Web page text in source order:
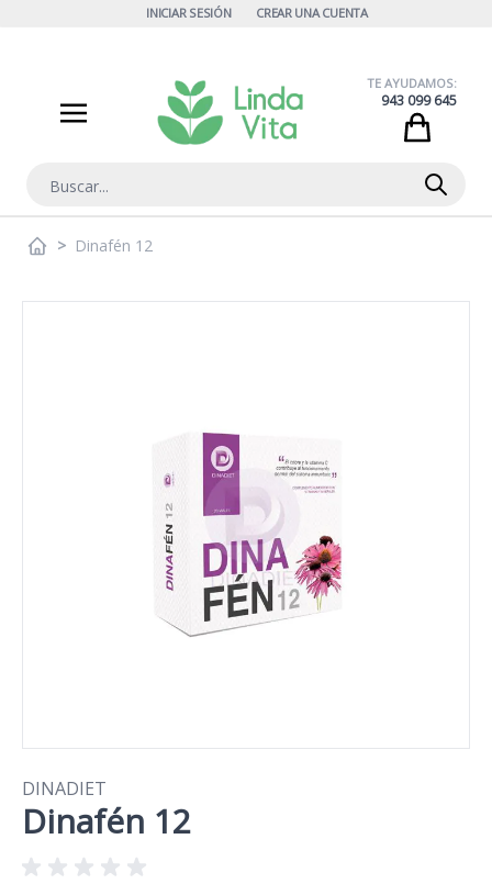
INICIAR SESIÓN CREAR UNA CUENTA
Buscar
TE AYUDAMOS:
943 099 645
> Dinafén 12
DINADIET
Dinafén 12